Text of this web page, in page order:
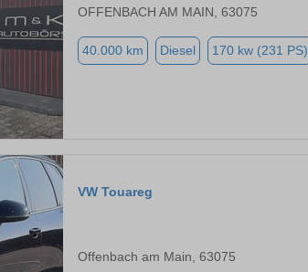
OFFENBACH AM MAIN, 63075
40.000 km Diesel 170 kw (231 PS)
VW Touareg
Offenbach am Main, 63075